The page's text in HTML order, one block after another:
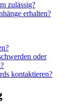
zulässig?
erhalten?
oder
kontaktieren?